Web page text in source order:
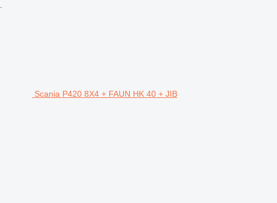
Scania P420 8X4 + FAUN HK 40 + JIB